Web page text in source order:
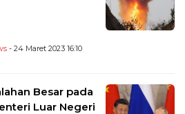
- 24 Maret 2023 16:10
Besar pada
Luar Negeri